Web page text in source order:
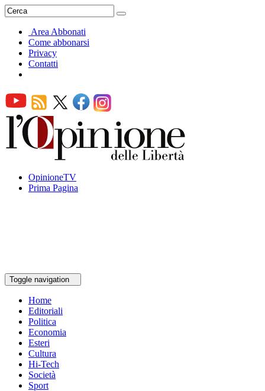
Area Abbonati
Come abbonarsi
Privacy
Contatti
OpinioneTV
Prima Pagina
Toggle navigation
Home
Editoriali
Politica
Economia
Esteri
Cultura
Hi-Tech
Società
Sport